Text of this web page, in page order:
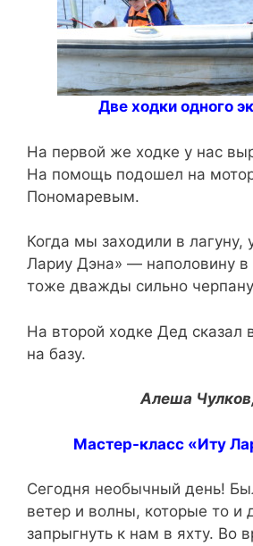
Две ходки одного
На первой же ходке у нас
На помощь подошел на
Пономаревым.
Когда мы заходили в лагуну,
Лариу Дэна» — наполовину
тоже дважды сильно
На второй ходке Дед сказал
на базу.
Алеша
Мастер-класс «Иту
Сегодня необычный день!
ветер и волны, которые то и
запрыгнуть к нам в яхту. Во